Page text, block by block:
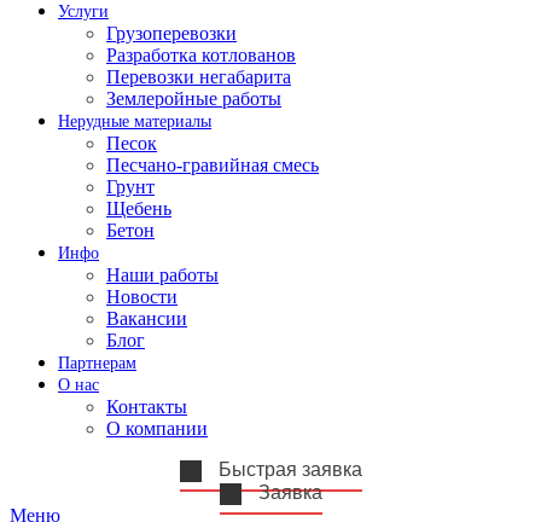
Услуги
Грузоперевозки
Разработка котлованов
Перевозки негабарита
Землеройные работы
Нерудные материалы
Песок
Песчано-гравийная смесь
Грунт
Щебень
Бетон
Инфо
Наши работы
Новости
Вакансии
Блог
Партнерам
О нас
Контакты
О компании
Быстрая заявка
Заявка
Меню